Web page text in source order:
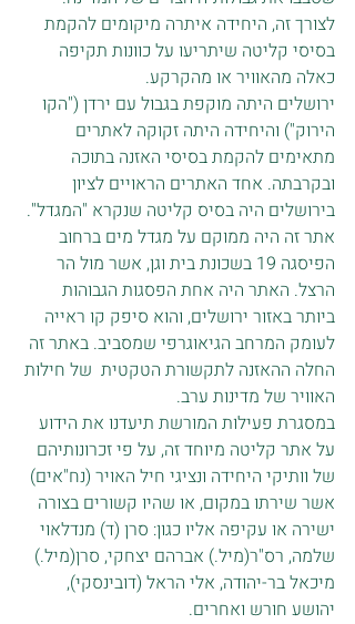
לצורך זה, היחידה איתרה מיקומים להקמת
בסיסי קליטה שיתריעו על כוונות תקיפה
כאלה מהאוויר או מהקרקע.
ירושלים היתה מוקפת בגבול עם ירדן ("הקו
הירוק") והיחידה היתה זקוקה לאתרים
מתאימים להקמת בסיסי האזנה בתוכה
ובקרבתה. אחד האתרים הראויים לציון
בירושלים היה בסיס קליטה שנקרא "המגדל".
אתר זה היה ממוקם על מגדל מים ברחוב
הפיסגה 19 בשכונת בית וגן, אשר מול הר
הרצל. האתר היה אחת הפסגות הגבוהות
ביותר באזור ירושלים, והוא סיפק קו ראייה
לעומק המרחב הגיאוגרפי שמסביב. באתר זה
החלה ההאזנה לתקשורת הטקטית  של חילות
האוויר של מדינות ערב.
במסגרת פעילות המורשת תיעדנו את הידוע
על אתר קליטה מיוחד זה, על פי זכרונותיהם
של וותיקי היחידה ונציגי חיל האויר (נח"אים)
אשר שירתו במקום, או שהיו קשורים בצורה
ישירה או עקיפה אליו כגון: סרן (ד) מנדלאוי
שלמה, רס"ר(מיל.) אברהם יצחקי, סרן(מיל.)
מיכאל בר-יהודה, אלי הראל (דובינסקי),
יהושע חורש ואחרים.